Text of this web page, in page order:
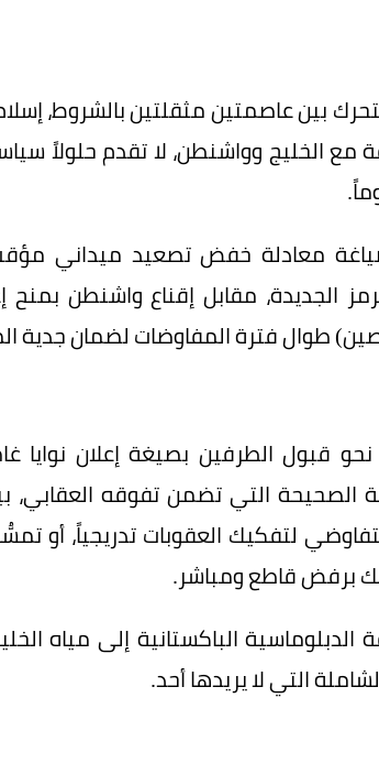
بين عاصمتين مثقلتين بالشروط،
مع الخليج وواشنطن، لا تقدم حلولاً
معادلة خفض تصعيد ميداني
الجديدة، مقابل إقناع واشنطن
طوال فترة المفاوضات لضمان جدية
قبول الطرفين بصيغة إعلان نوايا
الصحيحة التي تضمن تفوقه العقابي،
الأنفاس وفتح ممر الـ30 يوماً التفاوضي لتفكيك العقوبات
برفض قاطع ومباشر.
الباكستانية إلى مياه
التي لا يريدها أحد.